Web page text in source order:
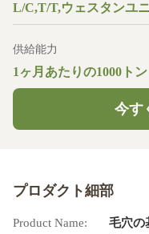
L/C,T/T,ウェスタンユ
供給能力
1ヶ月あたりの1000トン
今す
プロダクト細部
Product Name:
毛穴の